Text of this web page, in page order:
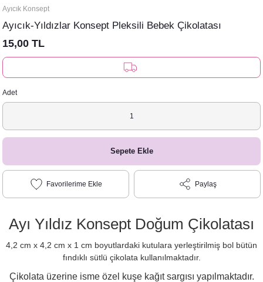
Ayıcık Konsept
Ayıcık-Yıldızlar Konsept Pleksili Bebek Çikolatası
15,00 TL
Adet
Sepete Ekle
Paylaş
Ayı Yıldız Konsept Doğum Çikolatası
4,2 cm x 4,2 cm x 1 cm boyutlardaki kutulara yerleştirilmiş bol bütün
fındıklı sütlü çikolata kullanılmaktadır.
Çikolata üzerine isme özel kuşe kağıt sargısı yapılmaktadır.